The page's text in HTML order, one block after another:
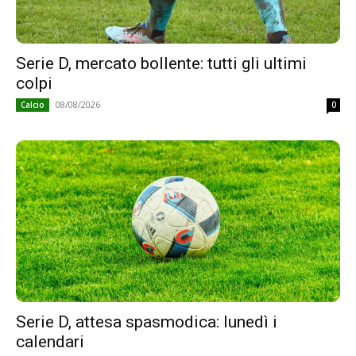
Serie D, mercato bollente: tutti gli ultimi
colpi
Calcio 08/08/2026 0
Serie D, attesa spasmodica: lunedì i
calendari